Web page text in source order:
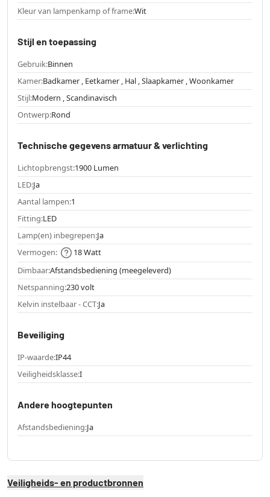
Kleur van lampenkamp of frame:Wit
Stijl en toepassing
Gebruik:Binnen
Kamer:Badkamer , Eetkamer , Hal , Slaapkamer , Woonkamer
Stijl:Modern , Scandinavisch
Ontwerp:Rond
Technische gegevens armatuur & verlichting
Lichtopbrengst:1900 Lumen
LED:Ja
Aantal lampen:1
Fitting:LED
Lamp(en) inbegrepen:Ja
Vermogen:
18 Watt
Dimbaar:Afstandsbediening (meegeleverd)
Netspanning:230 volt
Kelvin instelbaar - CCT:Ja
Beveiliging
IP-waarde:IP44
Veiligheidsklasse:I
Andere hoogtepunten
Afstandsbediening:Ja
Veiligheids- en productbronnen